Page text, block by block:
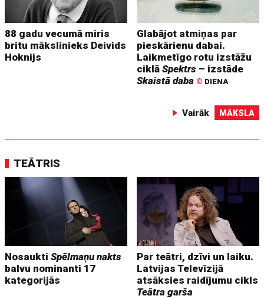
88 gadu vecumā miris
britu mākslinieks Deivids
Hoknijs
Glabājot atmiņas par
pieskārienu dabai.
Laikmetīgo rotu izstāžu
ciklāSpektrs – izstāde
Skaistā daba © DIENA
Vairāk MĀKSLA
TEĀTRIS
NosauktiSpēlmaņu nakts
balvu nominanti 17
kategorijās
Par teātri, dzīvi un laiku.
Latvijas Televīzijā
atsāksies raidījumu cikls
Teātra garša